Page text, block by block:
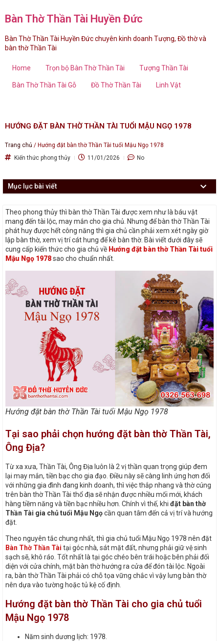
Bàn Thờ Thần Tài Huyền Đức
Bàn Thờ Thần Tài Huyền Đức chuyên kinh doanh Tượng, Đồ thờ và
bàn thờ Thần Tài
Home Trọn bộ Bàn Thờ Thần Tài Tượng Thần Tài
Bàn Thờ Thần Tài Gỗ Đồ Thờ Thần Tài Linh Vật
HƯỚNG ĐẶT BÀN THỜ THẦN TÀI TUỔI MẬU NGỌ 1978
Trang chủ / Hướng đặt bàn thờ Thần Tài tuổi Mậu Ngọ 1978
Kiến thức phong thủy
11/01/2026 No
Mục lục bài viết
Theo phong thủy thì bàn thờ Thần Tài được xem như là báu vật
mang đến tài lộc, may mắn cho gia chủ. Nhưng để bàn thờ Thần Tài
phát huy được hết công năng thì gia chủ cần phải xem xét ngày giờ
lập bàn thờ, xem vị trí cát hung để kê bàn thờ. Bài viết dưới đây sẽ
cung cấp kiến thức cho gia chủ về Hướng đặt bàn thờ Thần Tài tuổi
Mậu Ngọ 1978sao cho chuẩn nhất.
Hướng đặt bàn thờ Thần Tài tuổi Mậu Ngọ 1978
Tại sao phải chọn hướng đặt bàn thờ Thần Tài,
Ông Địa?
Từ xa xưa, Thần Tài, Ông Địa luôn là 2 vị thần quan trọng giúp đem
lại may mắn, tiền bạc cho gia đạo. Điều này sẽ càng linh ứng hơn đối
với những gia đình đang kinh doanh, thì việc thắp nhang và thờ cúng
trên bàn thờ Thần Tài thổ địa sẽ nhận được nhiều mối mới, khách
hàng tiềm năng và tiền bạc nhiều hơn. Chính vì thế, khi đặt bàn thờ
Thần Tài gia chủ tuổi Mậu Ngọcần quan tâm đến cả vị trí và hướng
đặt.
Theo nguyên tắc chung nhất, thì gia chủ tuổi Mậu Ngọ 1978 nên đặt
Bàn Thờ Thần Tài tại góc nhà, sát mặt đất, nhưng phải giữ vệ sinh
sạch sẽ, khô ráo. Tốt nhất là tại góc chéo bên trái hoặc bên phải đối
diện với cửa chính, mặt bàn thờ hướng ra cửa để đón tài lộc. Ngoài
ra, bàn thờ Thần Tài phải có chỗ tọa vững chắc vì vậy lưng bàn thờ
nên dựa vào tường hoặc tủ kệ cố định.
Hướng đặt bàn thờ Thần Tài cho gia chủ tuổi
Mậu Ngọ 1978
Năm sinh dương lịch: 1978.